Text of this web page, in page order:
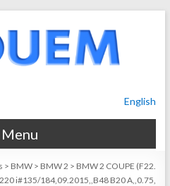
English
Menu
> BMW > BMW 2 > BMW 2 COUPE (F22.
i#135/184,09.2015,,B48 B20 A,,0.75,